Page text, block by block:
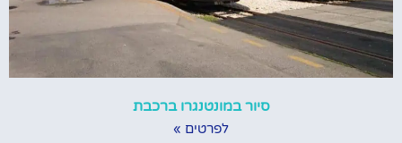
סיור במונטנגרו ברכבת
לפרטים »